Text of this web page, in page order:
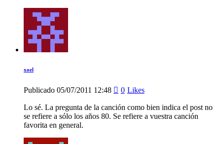
xoel
Publicado 05/07/2011 12:48 0 Likes
Lo sé. La pregunta de la canción como bien indica el post no
se refiere a sólo los años 80. Se refiere a vuestra canción
favorita en general.